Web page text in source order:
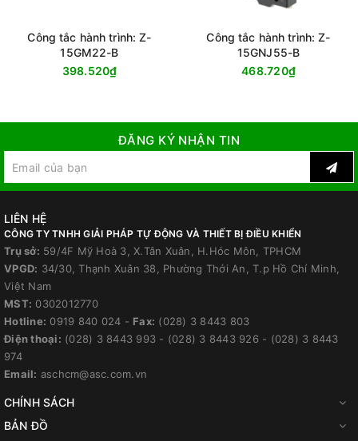
Công tắc hành trình: Z-
15GM22-B
398.520₫
Công tắc hành trình: Z-
15GNJ55-B
468.720₫
ĐĂNG KÝ NHẬN TIN
LIÊN HỆ
CÔNG TY TNHH GIẢI PHÁP TỰ ĐỘNG VÀ THIẾT BỊ ĐIỀU KHIỂN
Trụ sở: 59/4F Mỹ Hoà 3, X.Tân Xuân, H.Hóc Môn, TPHCM
VPGD: 34/30, Thạnh Xuân 38, Phường Thới An, T.p Hồ Chí Minh,
Việt Nam
MST: 0302012770
Hotline: 0919 840 024 - Fax: (028) 3 8443 803
Điện thoại: (028) 3 8443 993 - (028) 3 8443 926 - (028) 3 8443
974
Email: aschcm@asc.com.vn
CHÍNH SÁCH
BẢN ĐỒ